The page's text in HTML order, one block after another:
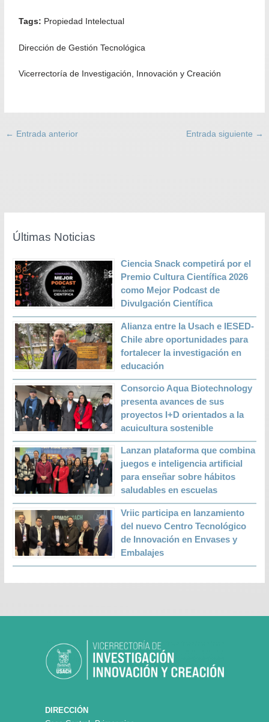
Tags: Propiedad Intelectual
Dirección de Gestión Tecnológica
Vicerrectoría de Investigación, Innovación y Creación
← Entrada anterior Entrada siguiente →
Últimas Noticias
Ciencia Snack competirá por el
Premio Cultura Científica 2026
como Mejor Podcast de
Divulgación Científica
Alianza entre la Usach e IESED-
Chile abre oportunidades para
fortalecer la investigación en
educación
Consorcio Aqua Biotechnology
presenta avances de sus
proyectos I+D orientados a la
acuicultura sostenible
Lanzan plataforma que combina
juegos e inteligencia artificial
para enseñar sobre hábitos
saludables en escuelas
Vriic participa en lanzamiento
del nuevo Centro Tecnológico
de Innovación en Envases y
Embalajes
DIRECCIÓN